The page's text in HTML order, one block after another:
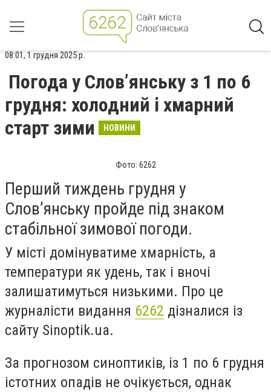
08:01, 1 грудня 2025 р.
Погода у Слов’янську з 1 по 6
грудня: холодний і хмарний
старт зими
НОВИНИ
Фото: 6262
Перший тиждень грудня у
Слов’янську пройде під знаком
стабільної зимової погоди.
У місті домінуватиме хмарність, а
температури як удень, так і вночі
залишатимуться низькими. Про це
журналісти видання 6262 дізналися із
сайту Sinoptik.ua.
За прогнозом синоптиків, із 1 по 6 грудня
істотних опадів не очікується, однак